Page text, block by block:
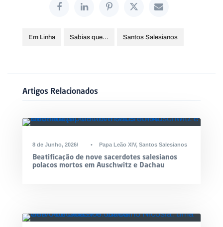
Em Linha Sabias que… Santos Salesianos
Artigos Relacionados
8 de Junho, 2026
• Papa Leão XIV, Santos Salesianos
Beatificação de nove sacerdotes salesianos
polacos mortos em Auschwitz e Dachau
g o
t
s
e
w
e
tt
e